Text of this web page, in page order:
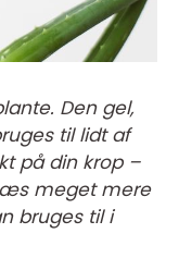
Den gel,
til lidt af
på din krop –
meget mere
bruges til i